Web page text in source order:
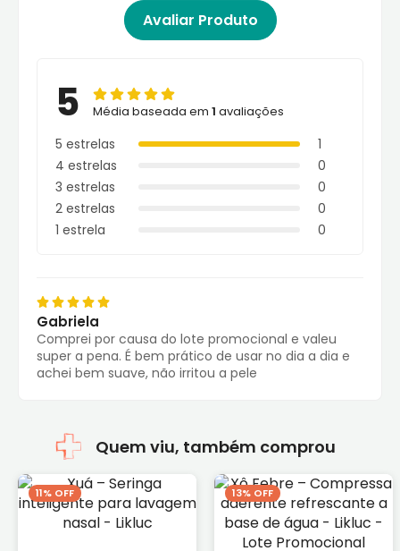
Avaliar Produto
5 Média baseada em 1 avaliações
5 estrelas
1
4 estrelas
0
3 estrelas
0
2 estrelas
0
1 estrela
0
Gabriela
Comprei por causa do lote promocional e valeu
super a pena. É bem prático de usar no dia a dia e
achei bem suave, não irritou a pele
Quem viu, também comprou
11% OFF 13% OFF